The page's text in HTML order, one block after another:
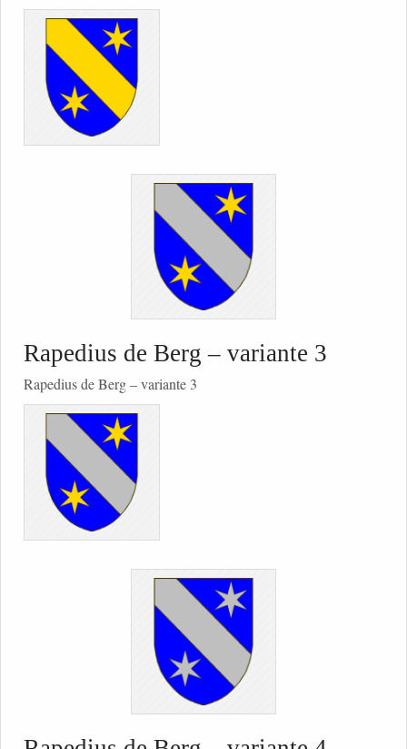
Rapedius de Berg – variante 3
Rapedius de Berg – variante 3